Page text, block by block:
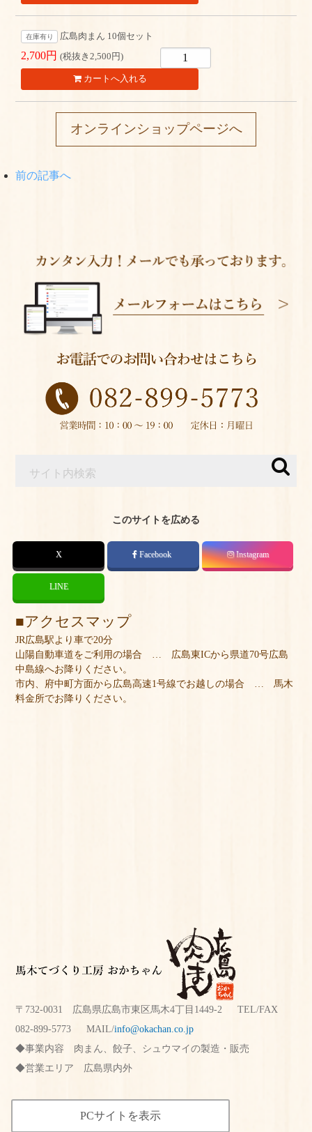
在庫有り 広島肉まん 10個セット
2,700円(税抜き2,500円)
オンラインショップページへ
前の記事へ
このサイトを広める
X Facebook Instagram
LINE
アクセスマップ
JR広島駅より車で20分
山陽自動車道をご利用の場合 … 広島東ICから県道70号広島
中島線へお降りください。
市内、府中町方面から広島高速1号線でお越しの場合 … 馬木
料金所でお降りください。
〒732-0031 広島県広島市東区馬木4丁目1449-2 TEL/FAX
082-899-5773 MAIL/info@okachan.co.jp
事業内容
肉まん、餃子、シュウマイの製造・販売
営業エリア
広島県内外
PCサイトを表示